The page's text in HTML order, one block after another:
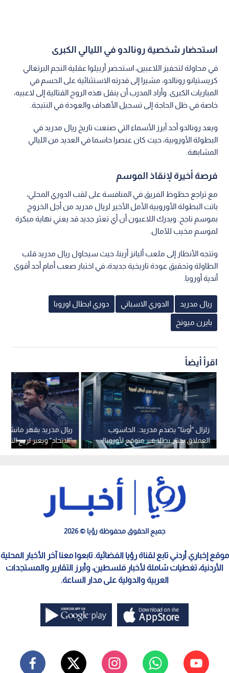
استحضار شخصية رونالدو في الليالي الكبرى
في محاولة لتحفيز اللاعبين، استحضر أربيلوا عقلية النجم البرتغالي
كريستيانو رونالدو، مشيرا إلى قدرته الاستثنائية على الحسم في
المباريات الكبرى. وأراد المدرب أن ينقل هذه الروح القتالية إلى لاعبيه،
خاصة في ظل الحاجة إلى تسجيل الأهداف والعودة في النتيجة.
ويعد رونالدو أحد أبرز الأسماء التي صنعت تاريخ ريال مدريد في
البطولة الأوروبية، حيث كان عنصرا حاسما في العديد من الليالي
المشابهة.
فرصة أخيرة لإنقاذ الموسم
مع تراجع حظوظ الفريق في المنافسة على لقب الدوري المحلي،
باتت البطولة الأوروبية الأمل الأخير لريال مدريد من أجل الخروج
بموسم ناجح. ويدرك اللاعبون أن أي تعثر جديد قد يعني نهاية مبكرة
لموسم مخيب للآمال.
وتتجه الأنظار إلى ملعب أليانز أرينا، حيث سيحاول ريال مدريد قلب
الطاولة وتحقيق عودة تاريخية جديدة، في اختبار صعب أمام أحد أقوى
أندية أوروبا.
ريال مدريد الدوري الاسباني دوري ابطال اوروبا
بايرن ميونخ
اقرأ أيضاً
ريال مدريد يقهر
"الاتحاد" ويعبر لربع
زلزال "أوبتا" يصدم مدريد.. الحاسوب
العملاق يختار بطلا غير متوقع لأوروبا!
جميع الحقوق محفوظة رؤيا © 2026
موقع إخباري أردني تابع لقناة رؤيا الفضائية. تابعوا معنا آخر الأخبار المحلية
الأردنية، تغطيات شاملة لأخبار فلسطين، وأبرز التقارير والمستجدات
العربية والدولية على مدار الساعة.